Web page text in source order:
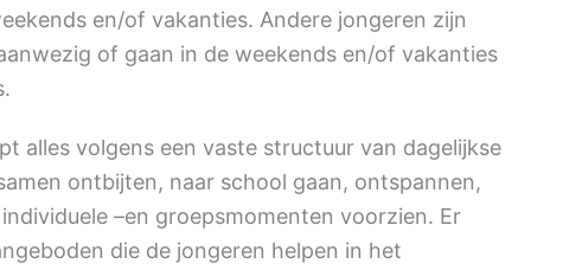
en/of vakanties. Andere jongeren zijn
of gaan in de weekends en/of vakanties
alles volgens een vaste structuur van dagelijkse
ontbijten, naar school gaan, ontspannen,
–en groepsmomenten voorzien. Er
die de jongeren helpen in het